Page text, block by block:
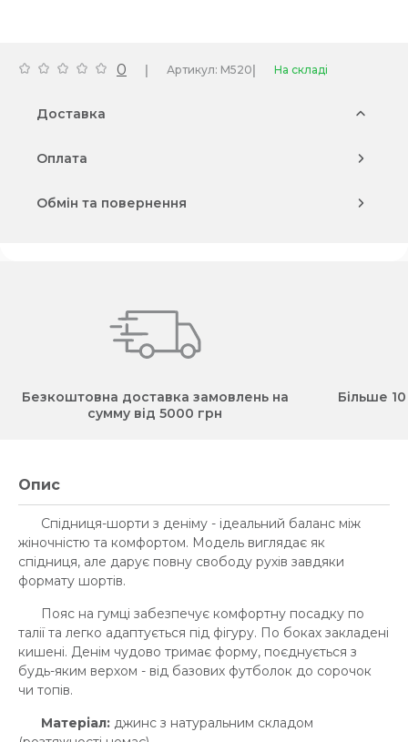
0 | Артикул: M520| На складі
Доставка
Оплата
Обмін та повернення
Безкоштовна доставка замовлень на
сумму від 5000 грн
Більше
Опис
Спідниця-шорти з деніму - ідеальний баланс між
жіночністю та комфортом. Модель виглядає як
спідниця, але дарує повну свободу рухів завдяки
формату шортів.
Пояс на гумці забезпечує комфортну посадку по
талії та легко адаптується під фігуру. По боках закладені
кишені. Денім чудово тримає форму, поєднується з
будь-яким верхом - від базових футболок до сорочок
чи топів.
Матеріал: джинс з натуральним складом